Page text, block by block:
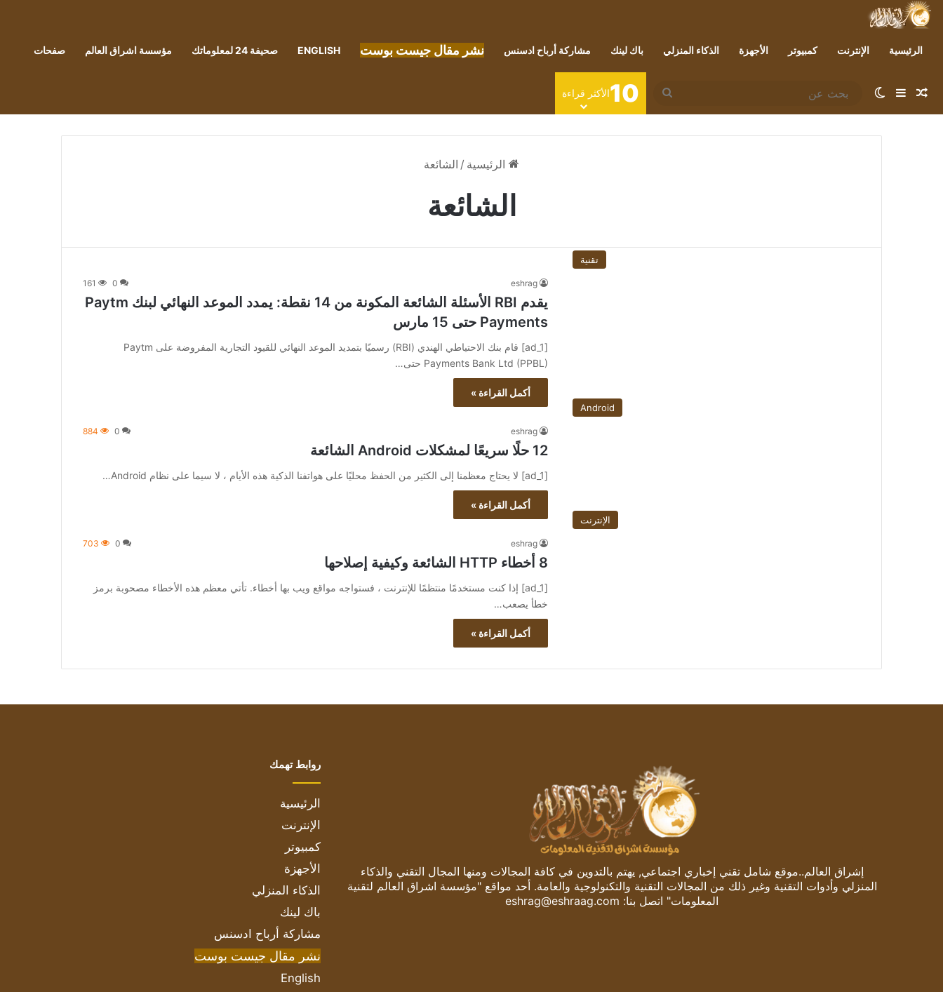
الرئيسية الإنترنت كمبيوتر الأجهزة الذكاء المنزلي باك لينك مشاركة أرباح ادسنس نشر مقال جيست بوست ENGLISH صحيفة 24 لمعلوماتك مؤسسة اشراق العالم صفحات
مقال عشوائي
إضافة عمود جانبي
الوضع المظلم
بحث
عن
10الأكثر قراءة
الرئيسية / الشائعة
الشائعة
تقنية
eshrag
0
161
يقدم RBI الأسئلة الشائعة المكونة من 14 نقطة: يمدد الموعد النهائي لبنك Paytm
Payments حتى 15 مارس
[ad_1] قام بنك الاحتياطي الهندي (RBI) رسميًا بتمديد الموعد النهائي للقيود التجارية المفروضة على Paytm
Payments Bank Ltd (PPBL) حتى…
أكمل القراءة »
Android
eshrag
0
884
12 حلًا سريعًا لمشكلات Android الشائعة
[ad_1] لا يحتاج معظمنا إلى الكثير من الحفظ محليًا على هواتفنا الذكية هذه الأيام ، لا سيما على نظام Android…
أكمل القراءة »
الإنترنت
eshrag
0
703
8 أخطاء HTTP الشائعة وكيفية إصلاحها
[ad_1] إذا كنت مستخدمًا منتظمًا للإنترنت ، فستواجه مواقع ويب بها أخطاء. تأتي معظم هذه الأخطاء مصحوبة برمز
خطأ يصعب…
أكمل القراءة »
إشراق العالم..موقع شامل تقني إخباري اجتماعي, يهتم بالتدوين في كافة المجالات ومنها المجال التقني والذكاء
المنزلي وأدوات التقنية وغير ذلك من المجالات التقنية والتكنولوجية والعامة. أحد مواقع "مؤسسة اشراق العالم لتقنية
المعلومات" اتصل بنا: eshrag@eshraag.com
روابط تهمك
الرئيسية
الإنترنت
كمبيوتر
الأجهزة
الذكاء المنزلي
باك لينك
مشاركة أرباح ادسنس
نشر مقال جيست بوست
English